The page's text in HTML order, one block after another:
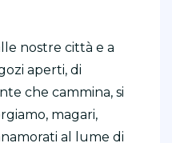
nostre città e a
aperti, di
che cammina, si
magari,
al lume di